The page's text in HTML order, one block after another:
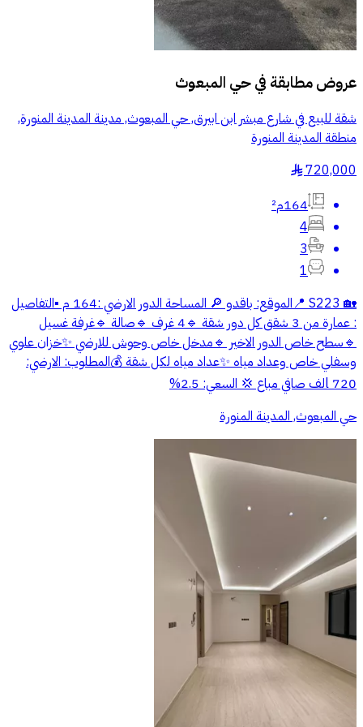
عروض مطابقة فيحي المبعوث
شقة للبيع في شارع مبشر ابن ابيرق, حي المبعوث, مدينة المدينة المنورة,
منطقة المدينة المنورة
720,000
§
164م²
4
3
1
🏡 S223 📍الموقع: باقدو 🔎 المساحة الدور الارضي :164 م ▪️التفاصيل
: عمارة من 3 شقق كل دور شقة 🔹4 غرف 🔹صالة 🔹غرفة غسيل
🔹سطح خاص الدور الاخير 🔹مدخل خاص وحوش للارضي ✨خزان علوي
وسفلي خاص وعداد مياه ✨عداد مياه لكل شقة 💰المطلوب: الارضي:
720 lلف صافي مباع 💢 السعي: 2.5%
حي المبعوث, المدينة المنورة